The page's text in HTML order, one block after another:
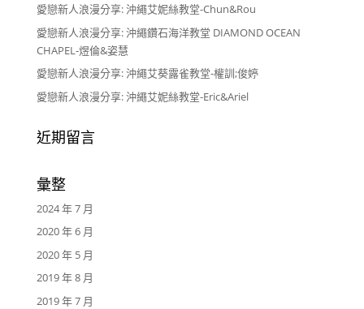
愛戀新人浪漫分享: 沖繩艾妮絲教堂-Chun&Rou
愛戀新人浪漫分享: 沖繩鑽石海洋教堂 DIAMOND OCEAN
CHAPEL-煜倫&姿慧
愛戀新人浪漫分享: 沖繩艾葵露雀教堂-權訓;俊婷
愛戀新人浪漫分享: 沖繩艾妮絲教堂-Eric&Ariel
近期留言
彙整
2024 年 7 月
2020 年 6 月
2020 年 5 月
2019 年 8 月
2019 年 7 月